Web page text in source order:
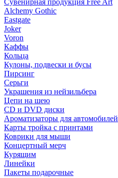
Сувенирная продукция Free Art
Alchemy Gothic
Eastgate
Joker
Voron
Каффы
Кольца
Кулоны, подвески и бусы
Пирсинг
Серьги
Украшения из нейзильбера
Цепи на шею
CD и DVD диски
Ароматизаторы для автомобилей
Карты тройка с принтами
Коврики для мыши
Концертный мерч
Курящим
Линейки
Пакеты подарочные